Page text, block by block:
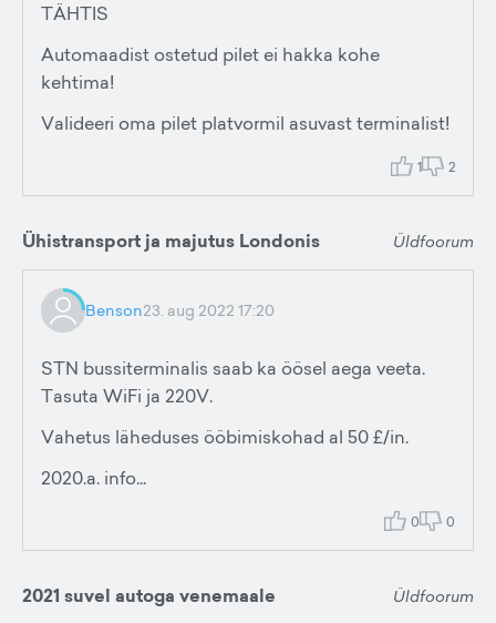
TÄHTIS
Automaadist ostetud pilet ei hakka kohe
kehtima!
Valideeri oma pilet platvormil asuvast terminalist!
1 2
Ühistransport ja majutus Londonis Üldfoorum
Benson23. aug 2022 17:20
STN bussiterminalis saab ka öösel aega veeta.
Tasuta WiFi ja 220V.
Vahetus läheduses ööbimiskohad al 50 £/in.
2020.a. info...
0 0
2021 suvel autoga venemaale Üldfoorum